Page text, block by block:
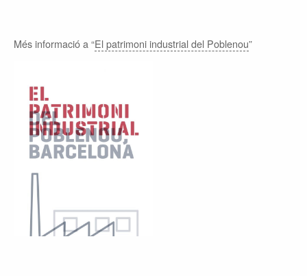
Més informació a “El patrimoni industrial del Poblenou”